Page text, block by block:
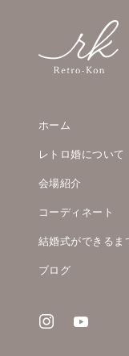
ホーム
レトロ婚について
会場紹介
コーディネート
結婚式ができるま
ブログ